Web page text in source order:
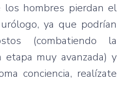
los hombres pierdan el
ya que podrían
(combatiendo la
muy avanzada) y
conciencia, realízate